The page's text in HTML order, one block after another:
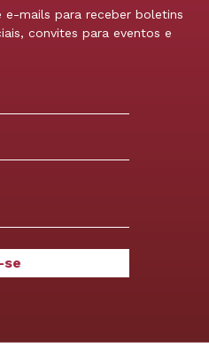
e-mails para receber boletins
convites para eventos e